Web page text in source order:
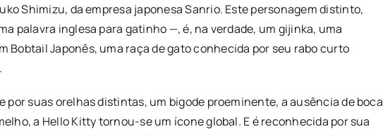
Shimizu, da empresa japonesa Sanrio. Este personagem distinto,
palavra inglesa para gatinho —, é, na verdade, um gijinka, uma
Bobtail Japonês, uma raça de gato conhecida por seu rabo curto
suas orelhas distintas, um bigode proeminente, a ausência de boca
a Hello Kitty tornou-se um ícone global. E é reconhecida por sua